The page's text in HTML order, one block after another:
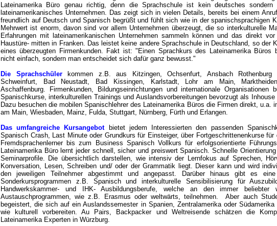
Lateinamerika Büro genau richtig, denn die Sprachschule ist kein deutsches sondern
lateinamerikanisches Unternehmen. Das zeigt sich in vielen Details, bereits bei einem
freundlich auf Deutsch und Spanisch begrüßt und fühlt sich wie in der spanischsprachigen
Mehrwert ist enorm, davon sind vor allem Unternehmen überzeugt, die so interkulturelle
Erfahrungen mit lateinamerikanischen Unternehmen sammeln können und das direkt
Haustüre- mitten in Franken. Das leistet keine andere Sprachschule in Deutschland, so der
eines überzeugten Firmenkunden. Fakt ist: "Einen Sprachkurs des Lateinamerika Büros
nicht einfach, sondern man entscheidet sich dafür ganz bewusst."
Die Sprachschülerkommen z.B. aus Kitzingen, Ochsenfurt, Ansbach
Schweinfurt, Bad Neustadt, Bad Kissingen, Karlstadt, Lohr am Main,
Aschaffenburg. Firmenkunden, Bildungseinrichtungen und internationale Organisationen
Spanischkurse, interkulturellen Trainings und Auslandsvorbereitungen bevorzugt als Inhouse
Dazu besuchen die mobilen Spanischlehrer des Lateinamerika Büros die Firmen direkt, u.a.
am Main, Wiesbaden, Mainz, Fulda, Stuttgart, Nürnberg, Fürth und Erlangen.
Das umfangreiche Kursangebotbietet jedem Interessierten den passenden
Spanisch Crash, Last Minute oder Grundkurs für Einsteiger, über Fortgeschrittenenkurse für
Fremdsprachenlerner bis zum Business Spanisch Vollkurs für erfolgsorientierte
Lateinamerika Büro lernt jeder schnell, sicher und preiswert Spanisch. Schnelle
Seminarprofile. Die übersichtlich darstellen, wie intensiv der Lernfokus auf Sprechen,
Konversation, Lesen, Schreiben und/ oder der Grammatik liegt. Dieser kann und wird
den jeweiligen Teilnehmer abgestimmt und angepasst. Darüber hinaus gibt es
Sonderkursprogrammen z.B. Spanisch und interkulturelle Sensibilisierung für
Handwerkskammer- und IHK- Ausbildungsberufe, welche an den immer beliebter
Austauschprogrammen, wie z.B. Erasmus oder weltwärts, teilnehmen. Aber auch
begeistert, die sich auf ein Auslandssemester in Spanien, Zentralamerika oder Südamerika
wie kulturell vorbereiten. Au Pairs, Backpacker und Weltreisende schätzen die
Lateinamerika Experten in Würzburg.